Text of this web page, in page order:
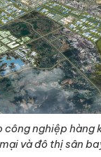
công nghiệp hàng
và đô thị sân